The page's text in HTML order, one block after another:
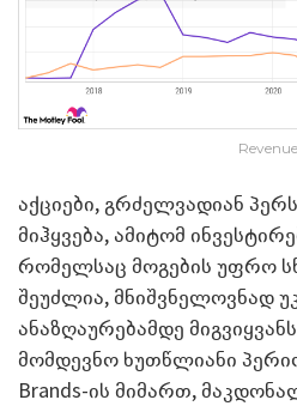
Revenue
აქციები, გრძელვადიან
მიჰყვება, ამიტომ
რომელსაც მოგების უფრო
შეუძლია, მნიშვნელოვნად
ანაზღაურებამდე
მომდევნო ხუთწლიანი
Brands-ის მიმართ,